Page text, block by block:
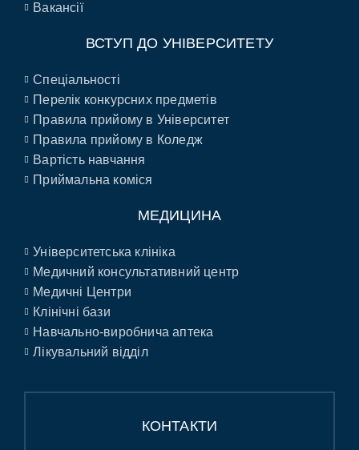
Вакансії
ВСТУП ДО УНІВЕРСИТЕТУ
Спеціальності
Перелік конкурсних предметів
Правила прийому в Університет
Правила прийому в Коледж
Вартість навчання
Приймальна коміся
МЕДИЦИНА
Університетська клініка
Медичний консультативний центр
Медичні Центри
Клінічні бази
Навчально-виробнича аптека
Лікувальний відділ
КОНТАКТИ